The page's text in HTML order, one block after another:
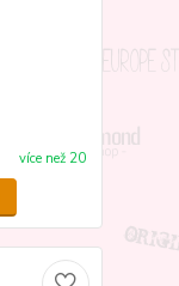
více než 20